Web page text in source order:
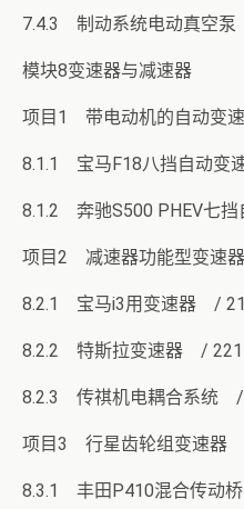
7.4.3 制动系统电动真空
模块8变速器与减速器
项目1 带电动机的自动变
8.1.1 宝马F18八挡自动
8.1.2 奔驰S500 PHEV七
项目2 减速器功能型变速
8.2.1 宝马i3用变速器 /
8.2.2 特斯拉变速器 / 221
8.2.3 传祺机电耦合系统 /
项目3 行星齿轮组变速器
8.3.1 丰田P410混合传动